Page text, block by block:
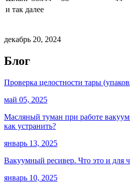
и так далее
декабрь 20, 2024
Блог
Проверка целостности тары
май 05, 2025
Масляный туман при работе
как устранить?
январь 13, 2025
Вакуумный ресивер. Что это и для
январь 10, 2025